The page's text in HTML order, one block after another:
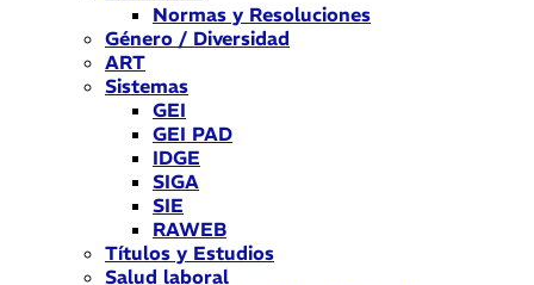
Normas y Resoluciones
Género / Diversidad
ART
Sistemas
GEI
GEI PAD
IDGE
SIGA
SIE
RAWEB
Títulos y Estudios
Salud laboral